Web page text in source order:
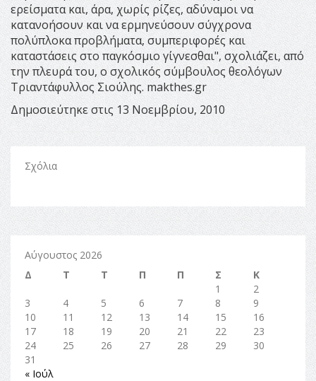
ερείσματα και, άρα, χωρίς ρίζες, αδύναμοι να
κατανοήσουν και να ερμηνεύσουν σύγχρονα
πολύπλοκα προβλήματα, συμπεριφορές και
καταστάσεις στο παγκόσμιο γίγνεσθαι", σχολιάζει, από
την πλευρά του, ο σχολικός σύμβουλος θεολόγων
Τριαντάφυλλος Σιούλης. makthes.gr
Δημοσιεύτηκε στις 13 Νοεμβρίου, 2010
Σχόλια
Αύγουστος 2026
Δ
Τ Τ Π Π Σ
Κ
1
2
3
4 5 6 7 8
9
10
11 12 13 14 15
16
17
18 19 20 21 22
23
24
25 26 27 28 29
30
31
« Ιούλ